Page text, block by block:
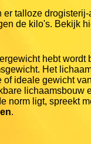
er talloze
de kilo's. Bekijk
hebt wordt
Het
of ideale gewicht
lichaamsbouw
norm ligt, spreekt
.